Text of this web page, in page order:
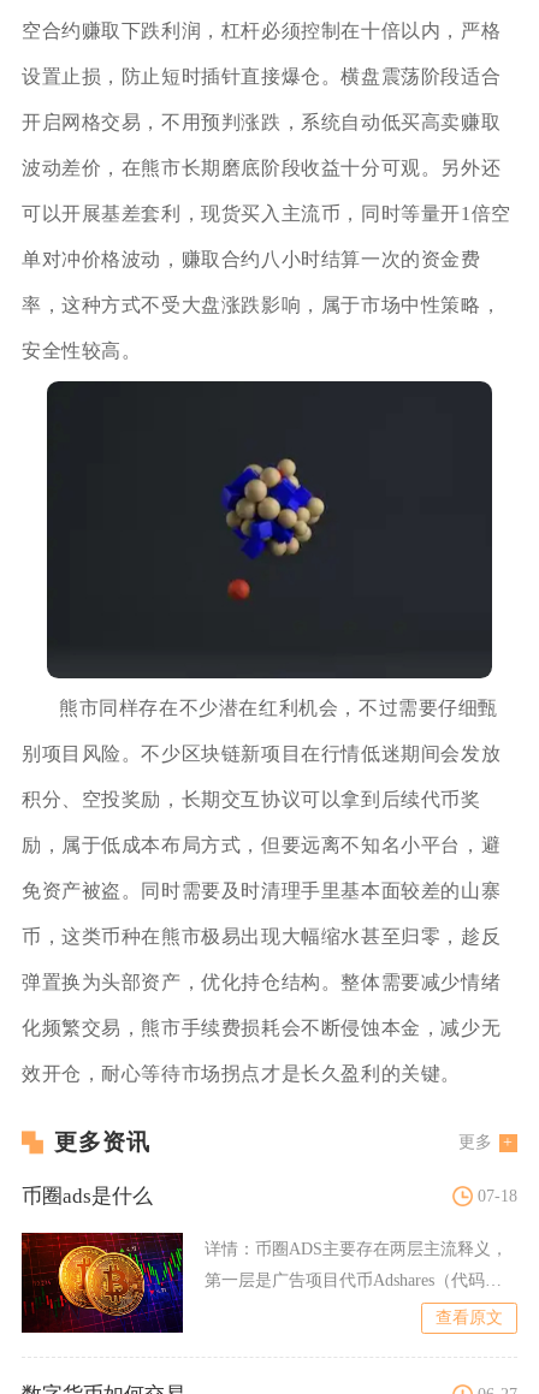
空合约赚取下跌利润，杠杆必须控制在十倍以内，严格
设置止损，防止短时插针直接爆仓。横盘震荡阶段适合
开启网格交易，不用预判涨跌，系统自动低买高卖赚取
波动差价，在熊市长期磨底阶段收益十分可观。另外还
可以开展基差套利，现货买入主流币，同时等量开1倍空
单对冲价格波动，赚取合约八小时结算一次的资金费
率，这种方式不受大盘涨跌影响，属于市场中性策略，
安全性较高。
熊市同样存在不少潜在红利机会，不过需要仔细甄
别项目风险。不少区块链新项目在行情低迷期间会发放
积分、空投奖励，长期交互协议可以拿到后续代币奖
励，属于低成本布局方式，但要远离不知名小平台，避
免资产被盗。同时需要及时清理手里基本面较差的山寨
币，这类币种在熊市极易出现大幅缩水甚至归零，趁反
弹置换为头部资产，优化持仓结构。整体需要减少情绪
化频繁交易，熊市手续费损耗会不断侵蚀本金，减少无
效开仓，耐心等待市场拐点才是长久盈利的关键。
更多资讯 更多
币圈ads是什么 07-18
详情： 币圈ADS主要存在两层主流释义，
第一层是广告项目代币Adshares（代码
查看原文